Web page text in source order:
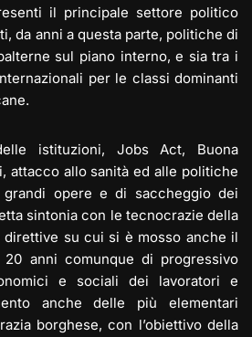
il principale settore politico
da anni a questa parte, politiche di
sul piano interno, e sia tra i
per le classi dominanti
istituzioni, Jobs Act, Buona
attacco allo sanità ed alle politiche
opere e di saccheggio dei
sintonia con le tecnocrazie della
direttive su cui si è mosso anche il
20 anni comunque di progressivo
e sociali dei lavoratori e
anche delle più elementari
borghese, con l’obiettivo della